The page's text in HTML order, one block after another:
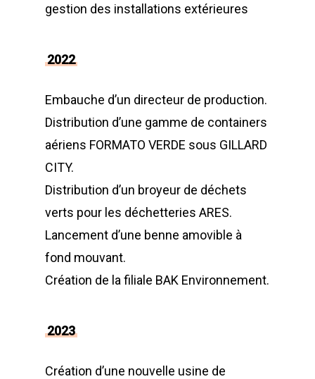
gestion des installations extérieures
2022
Embauche d’un directeur de production.
Distribution d’une gamme de containers
aériens FORMATO VERDE sous GILLARD
CITY.
Distribution d’un broyeur de déchets
verts pour les déchetteries ARES.
Lancement d’une benne amovible à
fond mouvant.
Création de la filiale BAK Environnement.
2023
Création d’une nouvelle usine deNotre culture
Compacteurs à
MAINTENANCE